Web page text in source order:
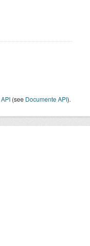
API (see Documente API).